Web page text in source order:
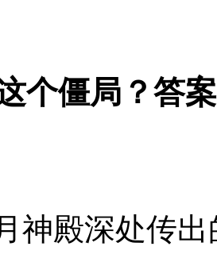
个僵局？答
神殿深处传